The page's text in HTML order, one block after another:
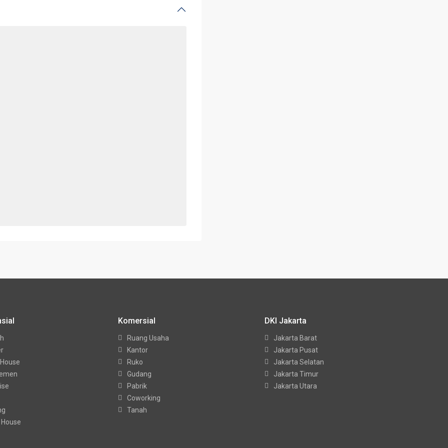
Komersial
Ruang Usaha
Kantor
Ruko
Gudang
Pabrik
Coworking
Tanah
DKI Jakarta
Jakarta Barat
Jakarta Pusat
Jakarta Selatan
Jakarta Timur
Jakarta Utara